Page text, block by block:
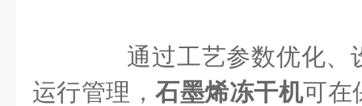
通过工艺参数优化、
运行管理，石墨烯冻干机可在